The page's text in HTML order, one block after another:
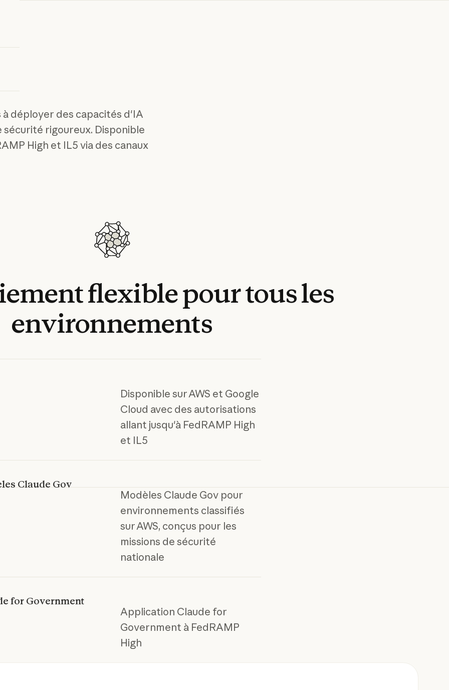
déployer des capacités d'IA
rigoureux. Disponible
High et IL5 via des canaux
flexiblepourtousles
environnements
Disponible sur AWS et Google
Cloud avec des autorisations
allant jusqu'à FedRAMP High
et IL5
Claude Gov
Modèles Claude Gov pour
environnements classifiés
sur AWS, conçus pour les
missions de sécurité
nationale
for Government
Application Claude for
Government à FedRAMP
High